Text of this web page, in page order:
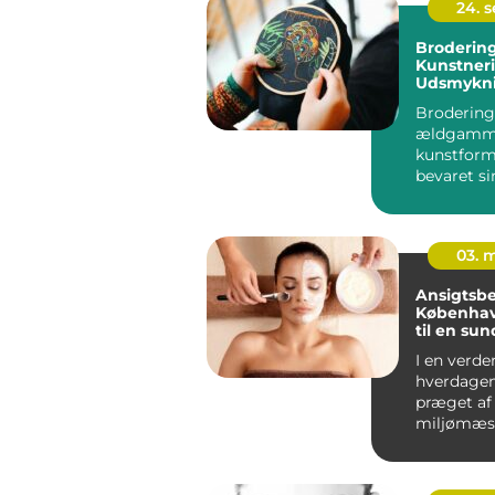
24.
bevaret
03.
til en
I en
præget af
være en